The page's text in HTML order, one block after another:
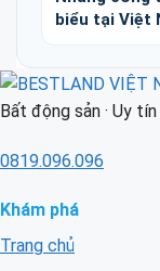
biểu tại Việt
Bất động sản · Uy tín
0819.096.096
Khám phá
Trang chủ